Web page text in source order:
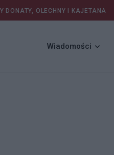
DONATY, OLECHNY I KAJETANA
Wiadomości